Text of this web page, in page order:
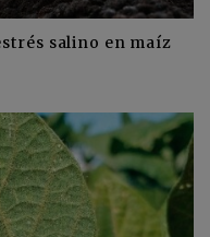
salino en maíz